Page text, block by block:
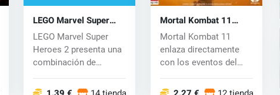
LEGO Marvel Super
Heroes 2 (PC) CD key
LEGO Marvel Super
Heroes 2 presenta una
combinación de
Mortal Kombat 11
(Xbox One) key
Mortal Kombat 11
enlaza directamente
con los eventos del